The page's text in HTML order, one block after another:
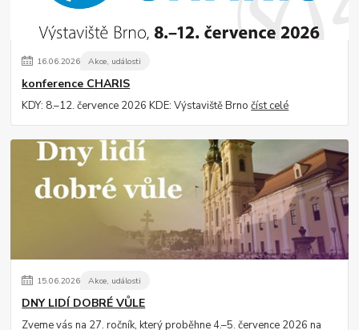
16.06.2026 Akce, události
konference CHARIS
KDY: 8.–12. července 2026 KDE: Výstaviště Brnočíst celé
15.06.2026 Akce, události
DNY LIDÍ DOBRÉ VŮLE
Zveme vás na 27. ročník, který proběhne 4.–5. července 2026 na